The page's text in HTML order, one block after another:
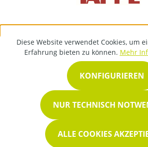
Diese Website verwendet Cookies, um
Erfahrung bieten zu können. Mehr
NUR TECHNISCH
KONFIGURIEREN
ALLE COOKIES